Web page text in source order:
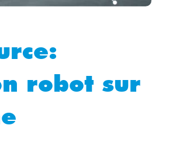
robot sur